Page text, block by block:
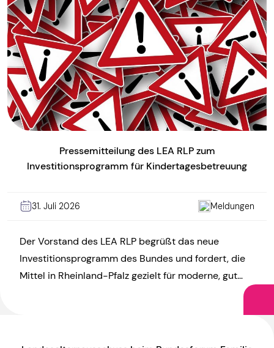
Pressemitteilung des LEA RLP zum
Investitionsprogramm für Kindertagesbetreuung
31. Juli 2026 Meldungen
Der Vorstand des LEA RLP begrüßt das neue
Investitionsprogramm des Bundes und fordert, die
Mittel in Rheinland-Pfalz gezielt für moderne, gut